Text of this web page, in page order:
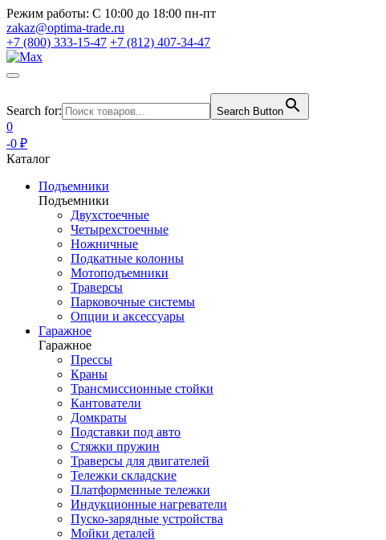
Режим работы: С 10:00 до 18:00 пн-пт
zakaz@optima-trade.ru
+7 (800) 333-15-47 +7 (812) 407-34-47
Search for: Search Button
0
-0 ₽
Каталог
Подъемники
Подъемники
Двухстоечные
Четырехстоечные
Ножничные
Подкатные колонны
Мотоподъемники
Траверсы
Парковочные системы
Опции и аксессуары
Гаражное
Гаражное
Прессы
Краны
Трансмиссионные стойки
Кантователи
Домкраты
Подставки под авто
Стяжки пружин
Траверсы для двигателей
Тележки складские
Платформенные тележки
Индукционные нагреватели
Пуско-зарядные устройства
Мойки деталей